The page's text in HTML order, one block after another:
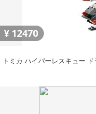
¥ 12470
トミカ ハイパーレスキュー